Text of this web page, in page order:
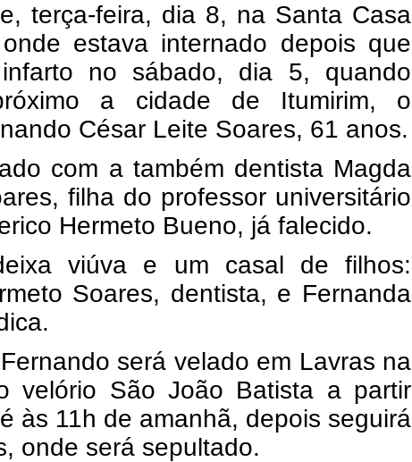
terça-feira, dia 8, na Santa Casa
estava internado depois que
no sábado, dia 5, quando
a cidade de Itumirim, o
César Leite Soares, 61 anos.
com a também dentista Magda
filha do professor universitário
Hermeto Bueno, já falecido.
viúva e um casal de filhos:
Soares, dentista, e Fernanda
será velado em Lavras na
velório São João Batista a partir
às 11h de amanhã, depois seguirá
onde será sepultado.